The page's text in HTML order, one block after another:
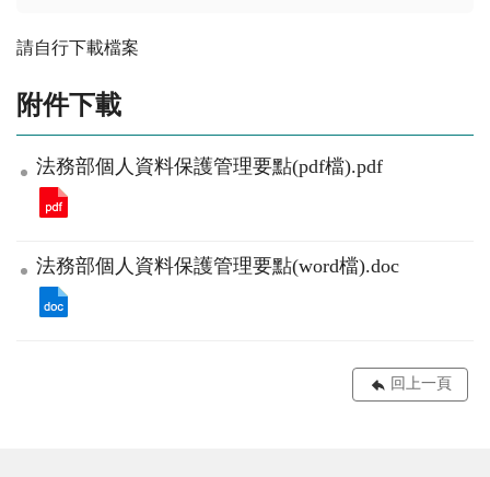
請自行下載檔案
附件下載
法務部個人資料保護管理要點(pdf檔).pdf
法務部個人資料保護管理要點(word檔).doc
回上一頁